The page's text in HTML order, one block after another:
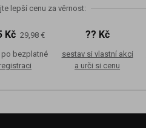
lepší cenu za věrnost:
Kč 29,98 €
po bezplatné
registraci
?? Kč
sestav si vlastní akci
a urči si cenu